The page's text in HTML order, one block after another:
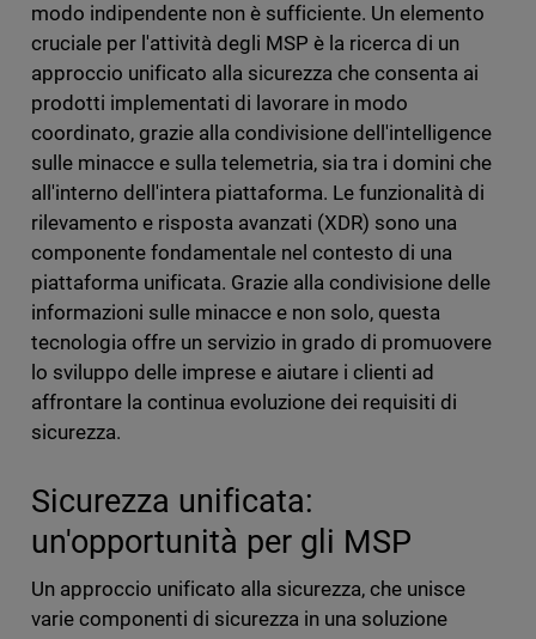
modo indipendente non è sufficiente. Un elemento
cruciale per l'attività degli MSP è la ricerca di un
approccio unificato alla sicurezza che consenta ai
prodotti implementati di lavorare in modo
coordinato, grazie alla condivisione dell'intelligence
sulle minacce e sulla telemetria, sia tra i domini che
all'interno dell'intera piattaforma. Le funzionalità di
rilevamento e risposta avanzati (XDR) sono una
componente fondamentale nel contesto di una
piattaforma unificata. Grazie alla condivisione delle
informazioni sulle minacce e non solo, questa
tecnologia offre un servizio in grado di promuovere
lo sviluppo delle imprese e aiutare i clienti ad
affrontare la continua evoluzione dei requisiti di
sicurezza.
Sicurezza unificata:
un'opportunità per gli MSP
Un approccio unificato alla sicurezza, che unisce
varie componenti di sicurezza in una soluzione